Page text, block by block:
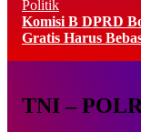
Politik
Komisi B DPRD
Gratis Harus
TNI –